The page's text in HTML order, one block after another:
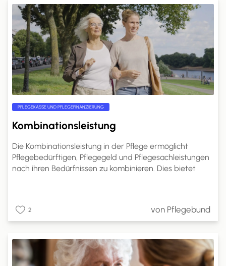
PFLEGEKASSE UND PFLEGEFINANZIERUNG
Kombinationsleistung
Die Kombinationsleistung in der Pflege ermöglicht
Pflegebedürftigen, Pflegegeld und Pflegesachleistungen
nach ihren Bedürfnissen zu kombinieren. Dies bietet
erforderlich, und die Kostenabrechnung erfolgt direkt
mit den Pflegeleistungserbringern. Dies ermöglicht eine
Bedürfnisse und Lebenssituationen.
2 von Pflegebund